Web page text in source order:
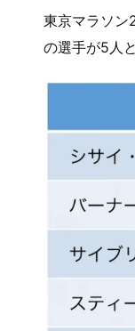
東京マラソン
の選手が5人